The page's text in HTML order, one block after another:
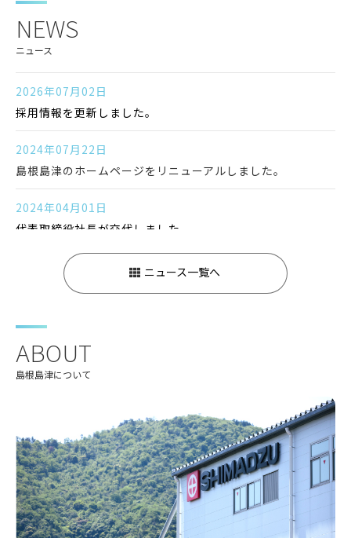
NEWS
ニュース
2026年07月02日
採用情報を更新しました。
2024年07月22日
島根島津のホームページをリニューアルしました。
2024年04月01日
代表取締役社長が交代しました。
ニュース一覧へ
ABOUT
島根島津について